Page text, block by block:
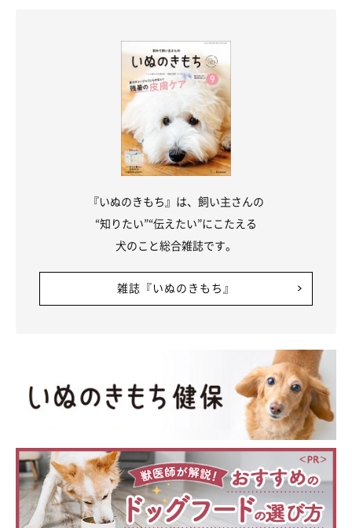
『いぬのきもち』は、飼い主さんの
“知りたい”“伝えたい”にこたえる
犬のこと総合雑誌です。
雑誌『いぬのきもち』